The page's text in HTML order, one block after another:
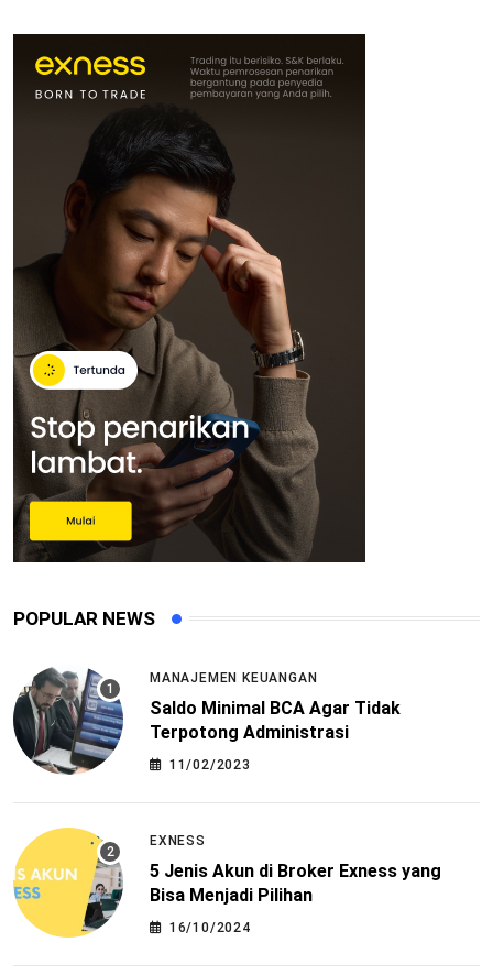
POPULAR NEWS
MANAJEMEN KEUANGAN
Saldo Minimal BCA Agar Tidak
Terpotong Administrasi
11/02/2023
EXNESS
5 Jenis Akun di Broker Exness yang
Bisa Menjadi Pilihan
16/10/2024